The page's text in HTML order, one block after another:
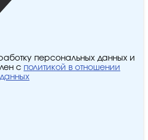
персональных данных и
с политикой в отношении